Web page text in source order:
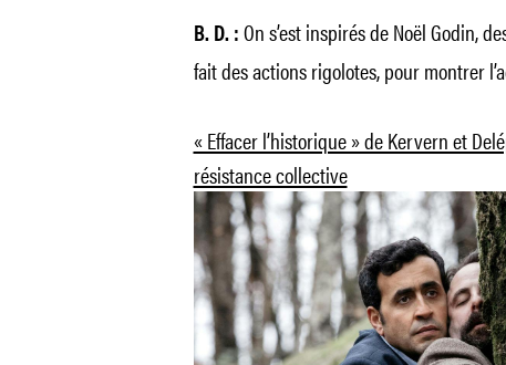
B. D. : On s’est inspirés de Noël Godin,
fait des actions rigolotes, pour montrer
« Effacer l’historique » de Kervern et
résistance collective